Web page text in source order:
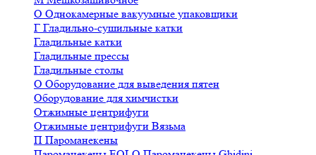
О Однокамерные вакуумные упаковщики
Г Гладильно-сушильные катки
Гладильные катки
Гладильные прессы
Гладильные столы
О Оборудование для выведения пятен
Оборудование для химчистки
Отжимные центрифуги
Отжимные центрифуги Вязьма
П Пароманекены